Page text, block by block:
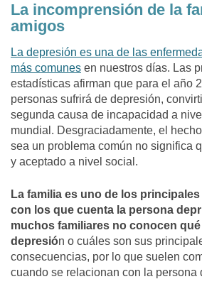
La incomprensión de la
amigos
La depresión es una de las
más comunes en nuestros días. Las
estadísticas afirman que para el año
personas sufrirá de depresión,
segunda causa de incapacidad a nivel
mundial. Desgraciadamente, el
sea un problema común no significa
y aceptado a nivel social.
La familia es uno de los
con los que cuenta la persona
muchos familiares no conocen
depresión o cuáles son sus
consecuencias, por lo que suelen
cuando se relacionan con la persona